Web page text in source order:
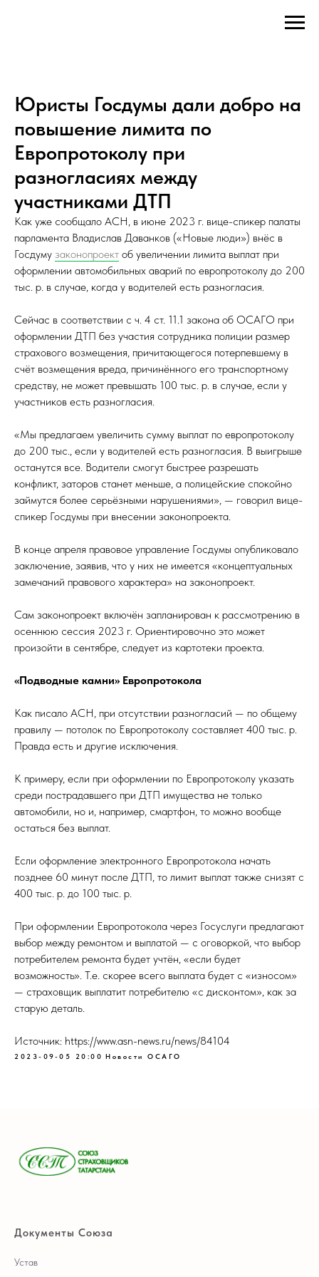
Юристы Госдумы дали добро на
повышение лимита по
Европротоколу при
разногласиях между
участниками ДТП
Как уже сообщало АСН, в июне 2023 г. вице-спикер палаты
парламента Владислав Даванков («Новые люди») внёс в
Госдуму законопроект об увеличении лимита выплат при
оформлении автомобильных аварий по европротоколу до 200
тыс. р. в случае, когда у водителей есть разногласия.
Сейчас в соответствии с ч. 4 ст. 11.1 закона об ОСАГО при
оформлении ДТП без участия сотрудника полиции размер
страхового возмещения, причитающегося потерпевшему в
счёт возмещения вреда, причинённого его транспортному
средству, не может превышать 100 тыс. р. в случае, если у
участников есть разногласия.
«Мы предлагаем увеличить сумму выплат по европротоколу
до 200 тыс., если у водителей есть разногласия. В выигрыше
останутся все. Водители смогут быстрее разрешать
конфликт, заторов станет меньше, а полицейские спокойно
займутся более серьёзными нарушениями», — говорил вице-
спикер Госдумы при внесении законопроекта.
В конце апреля правовое управление Госдумы опубликовало
заключение, заявив, что у них не имеется «концептуальных
замечаний правового характера» на законопроект.
Сам законопроект включён запланирован к рассмотрению в
осеннюю сессия 2023 г. Ориентировочно это может
произойти в сентябре, следует из картотеки проекта.
«Подводные камни» Европротокола
Как писало АСН, при отсутствии разногласий — по общему
правилу — потолок по Европротоколу составляет 400 тыс. р.
Правда есть и другие исключения.
К примеру, если при оформлении по Европротоколу указать
среди пострадавшего при ДТП имущества не только
автомобили, но и, например, смартфон, то можно вообще
остаться без выплат.
Если оформление электронного Европротокола начать
позднее 60 минут после ДТП, то лимит выплат также снизят с
400 тыс. р. до 100 тыс. р.
При оформлении Европротокола через Госуслуги предлагают
выбор между ремонтом и выплатой — с оговоркой, что выбор
потребителем ремонта будет учтён, «если будет
возможность». Т.е. скорее всего выплата будет с «износом»
— страховщик выплатит потребителю «с дисконтом», как за
старую деталь.
Источник: https://www.asn-news.ru/news/84104
2023-09-05 20:00 Новости ОСАГО
Документы Союза
Устав